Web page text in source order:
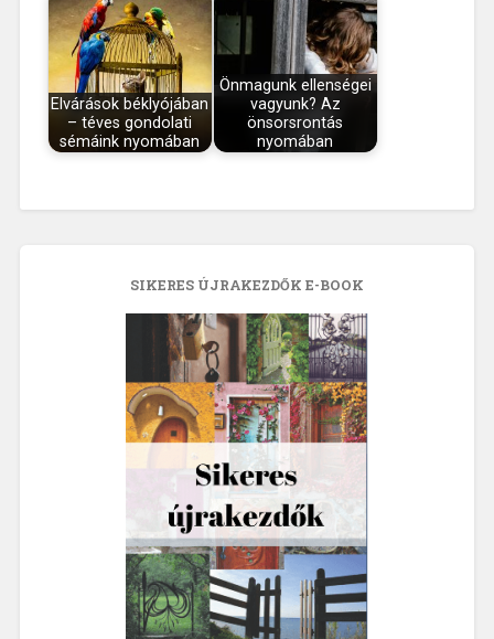
Elvárások béklyójában
– téves gondolati
sémáink nyomában
Önmagunk ellenségei
vagyunk? Az
önsorsrontás
nyomában
SIKERES ÚJRAKEZDŐK E-BOOK